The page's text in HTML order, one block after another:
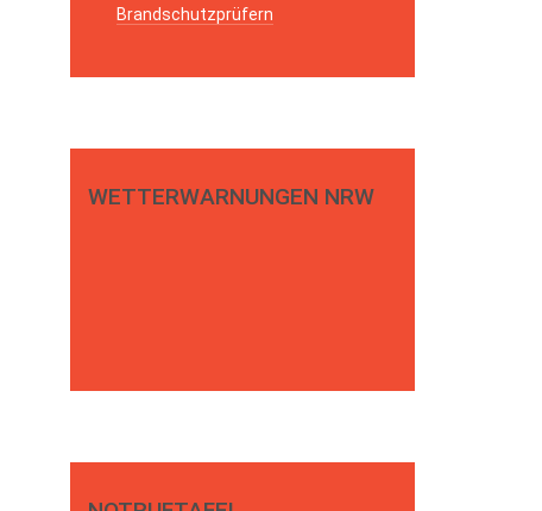
Brandschutzprüfern
WETTERWARNUNGEN NRW